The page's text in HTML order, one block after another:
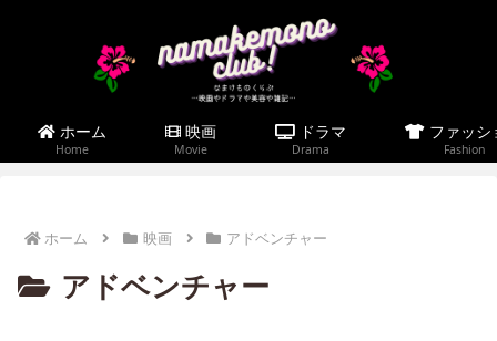
ホーム
Home
映画
Movie
ドラマ
Drama
ファッシ
Fashion
ホーム 映画 アドベンチャー
アドベンチャー